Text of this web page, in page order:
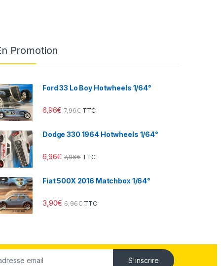
Promotion
Ford 33 Lo Boy Hotwheels 1/64°
6,96€ 7,96€ TTC
Dodge 330 1964 Hotwheels 1/64°
6,96€ 7,96€ TTC
Fiat 500X 2016 Matchbox 1/64°
3,90€ 6,96€ TTC
S'inscrire